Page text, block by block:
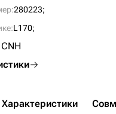
280223;
L170;
CNH
Характеристики